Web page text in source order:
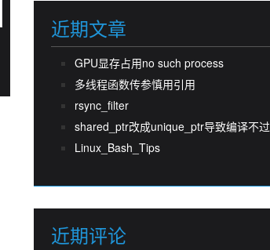
近期文章
GPU显存占用no such process
多线程函数传参慎用引用
rsync_filter
shared_ptr改成unique_ptr导致编译不过
Linux_Bash_Tips
近期评论